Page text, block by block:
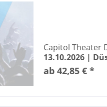
Capitol Theater
13.10.2026 |
ab 42,85 € *